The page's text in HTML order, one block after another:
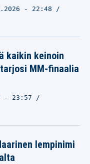
- 22:48
kaikin keinoin
MM-finaalia
- 23:57
lempinimi